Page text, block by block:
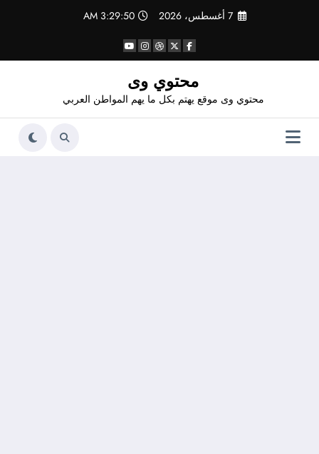
7 أغسطس، 2026 3:29:50 AM
محتوي وى
محتوي وى موقع يهتم بكل ما يهم المواطن العربي